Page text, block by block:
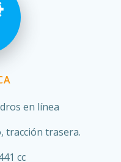
en línea
tracción trasera.
cc